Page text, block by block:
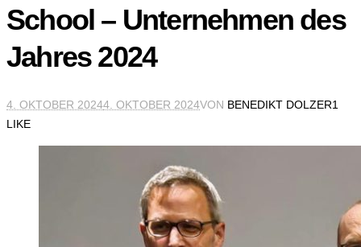
School – Unternehmen des
Jahres 2024
4. OKTOBER 20244. OKTOBER 2024VON BENEDIKT DOLZER1
LIKE